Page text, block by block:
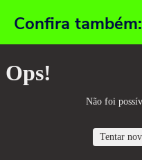
Confira também: